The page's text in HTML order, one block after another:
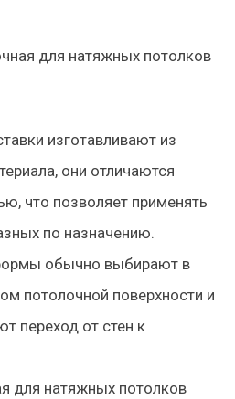
изготавливают из
они отличаются
что позволяет применять
по назначению.
обычно выбирают в
потолочной поверхности и
переход от стен к
для натяжных потолков